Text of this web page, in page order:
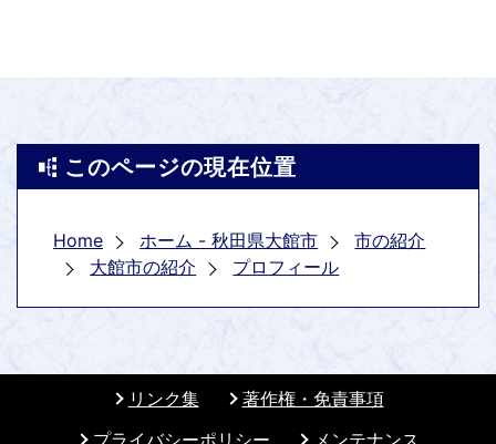
このページの現在位置
Home ホーム - 秋田県大館市
市の紹介
大館市の紹介
プロフィール
リンク集
著作権・免責事項